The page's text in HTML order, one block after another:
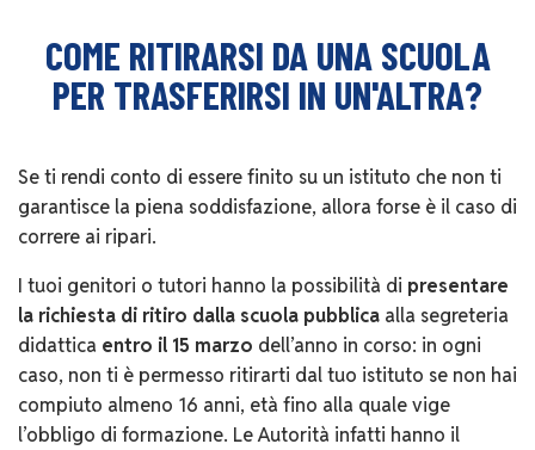
COME RITIRARSI DA UNA SCUOLA
PER TRASFERIRSI IN UN'ALTRA?
Se ti rendi conto di essere finito su un istituto che non ti
garantisce la piena soddisfazione, allora forse è il caso di
correre ai ripari.
I tuoi genitori o tutori hanno la possibilità di presentare
la richiesta di ritiro dalla scuola pubblica alla segreteria
didattica entro il 15 marzo dell’anno in corso: in ogni
caso, non ti è permesso ritirarti dal tuo istituto se non hai
compiuto almeno 16 anni, età fino alla quale vige
l’obbligo di formazione. Le Autorità infatti hanno il